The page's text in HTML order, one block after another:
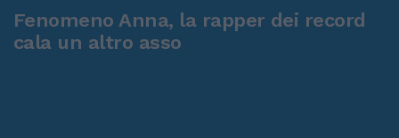
Fenomeno Anna, la rapper dei record
cala un altro asso